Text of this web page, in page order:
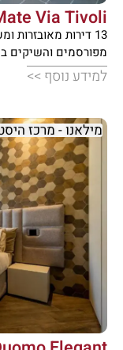
Via Tivoli
13 דירות מאובזרות
מפורסמים והשיקים
למידע נוסף >>



מילאנו - מרכז